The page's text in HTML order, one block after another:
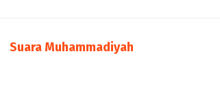
Suara Muhammadiyah